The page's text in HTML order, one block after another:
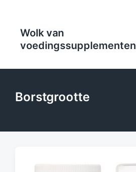
Wolk van
voedingssupplementen
Borstgrootte